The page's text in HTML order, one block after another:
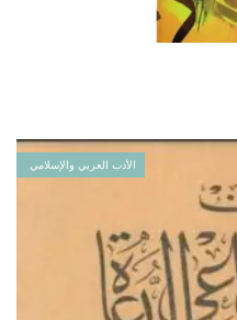
الأدب العربي والإسلامي